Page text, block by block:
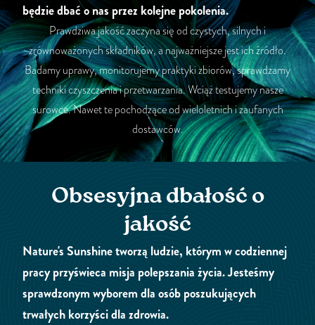
będzie dbać o nas przez kolejne pokolenia.
Prawdziwa jakość zaczyna się od czystych, silnych i
zrównoważonych składników, a najważniejsze jest ich źródło.
Badamy uprawy, monitorujemy praktyki zbiorów, sprawdzamy
techniki czyszczenia i przetwarzania. Wciąż testujemy nasze
surowce. Nawet te pochodzące od wieloletnich i zaufanych
dostawców.
Obsesyjna dbałość o
jakość
Nature's Sunshine tworzą ludzie, którym w codziennej
pracy przyświeca misja polepszania życia. Jesteśmy
sprawdzonym wyborem dla osób poszukujących
trwałych korzyści dla zdrowia.